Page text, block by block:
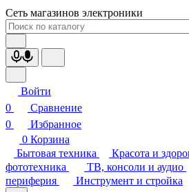
Сеть магазинов электроники
Войти
0
Сравнение
0
Избранное
0 Корзина
Бытовая техника
Красота и
фототехника
ТВ, консоли и аудио
периферия
Инструмент и стройка